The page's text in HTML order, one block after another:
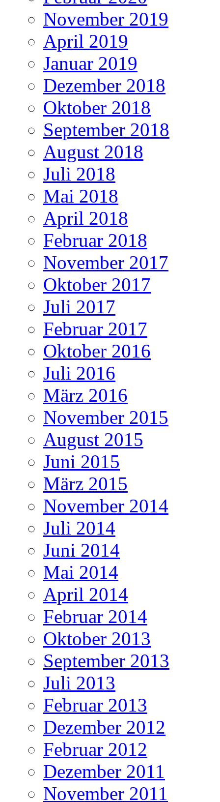
November 2019
April 2019
Januar 2019
Dezember 2018
Oktober 2018
September 2018
August 2018
Juli 2018
Mai 2018
April 2018
Februar 2018
November 2017
Oktober 2017
Juli 2017
Februar 2017
Oktober 2016
Juli 2016
März 2016
November 2015
August 2015
Juni 2015
März 2015
November 2014
Juli 2014
Juni 2014
Mai 2014
April 2014
Februar 2014
Oktober 2013
September 2013
Juli 2013
Februar 2013
Dezember 2012
Februar 2012
Dezember 2011
November 2011